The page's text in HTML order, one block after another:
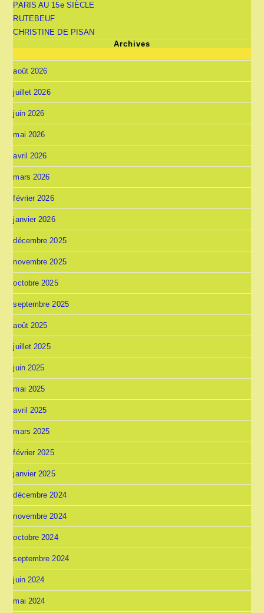
PARIS AU 15e SIÈCLE
RUTEBEUF
CHRISTINE DE PISAN
Archives
août 2026
juillet 2026
juin 2026
mai 2026
avril 2026
mars 2026
février 2026
janvier 2026
décembre 2025
novembre 2025
octobre 2025
septembre 2025
août 2025
juillet 2025
juin 2025
mai 2025
avril 2025
mars 2025
février 2025
janvier 2025
décembre 2024
novembre 2024
octobre 2024
septembre 2024
juin 2024
mai 2024